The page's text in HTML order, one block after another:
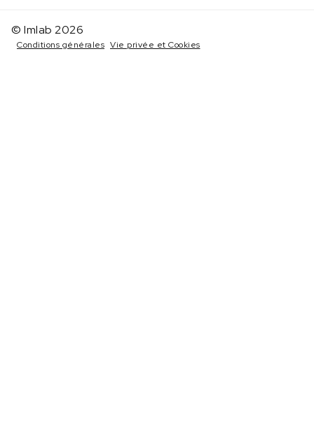
© Imlab 2026
Conditions générales Vie privée et Cookies